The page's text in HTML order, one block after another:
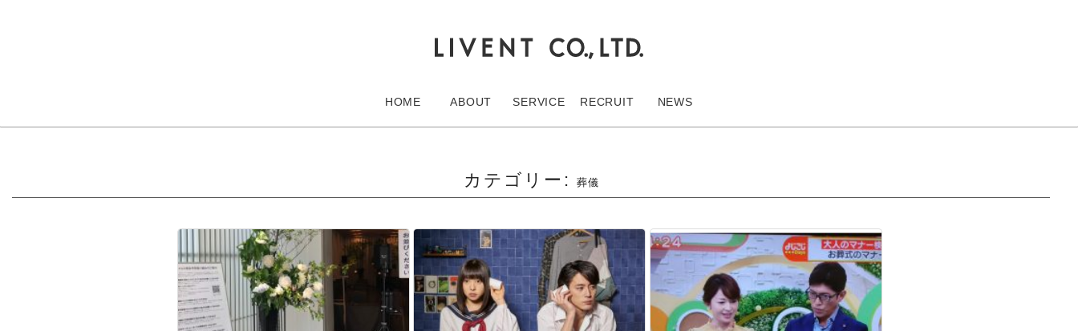
ス
HOME ABOUT SERVICE RECRUIT NEWS
カテゴリー:葬儀